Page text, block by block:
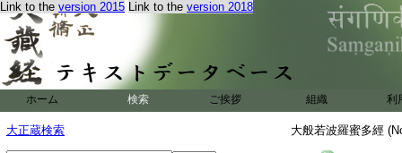
Link to the version 2015 Link to the version 2018
ホーム 検索 ご挨拶 組織 利
大正蔵検索 大般若波羅蜜多經